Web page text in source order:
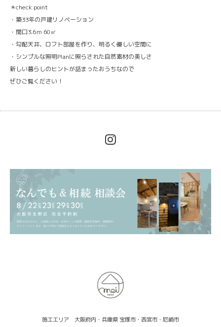
＊check point
・築33年の戸建リノベーション
・間口3.6ｍ 60㎡
・勾配天井、ロフト部屋を作り、明るく優しい空間に
・シンプルな照明Planに照らされた自然素材の美しさ
新しい暮らしのヒントが詰まったおうちなので
ぜひご覧ください！
施工エリア 大阪府内・兵庫県 宝塚市・西宮市・尼崎市